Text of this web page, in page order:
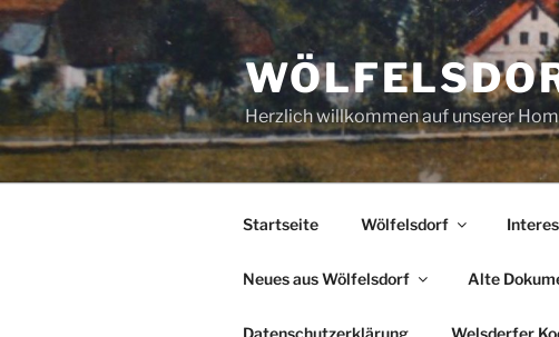
Zum
Inhalt
springen
Herzlich willkommen auf unserer
Startseite Wölfelsdorf
Neues aus Wölfelsdorf Alte
Datenschutzerklärung Welsderfer